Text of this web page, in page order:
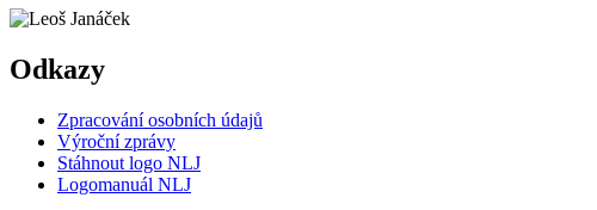
Odkazy
Zpracování osobních údajů
Výroční zprávy
Stáhnout logo NLJ
Logomanuál NLJ